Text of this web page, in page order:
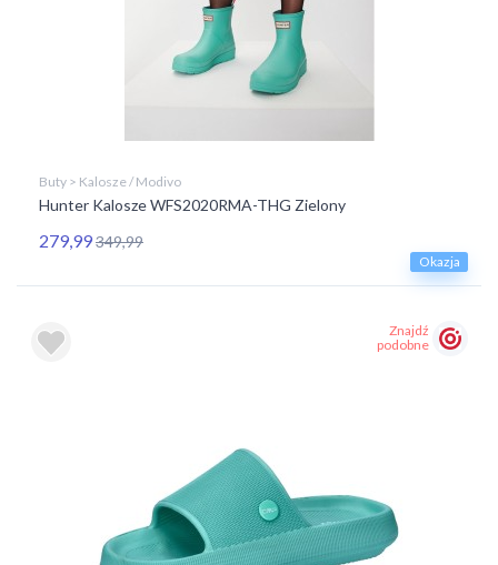
Okazja
Buty > Kalosze / Modivo
Hunter Kalosze WFS2020RMA-THG Zielony
279,99349,99
Znajdź
podobne